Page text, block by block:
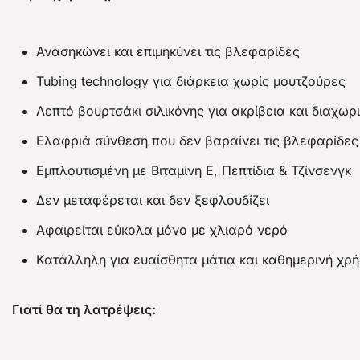
Ανασηκώνει και επιμηκύνει τις βλεφαρίδες
Tubing technology για διάρκεια χωρίς μουτζούρες
Λεπτό βουρτσάκι σιλικόνης για ακρίβεια και
Ελαφριά σύνθεση που δεν βαραίνει τις βλεφαρίδες
Εμπλουτισμένη με Βιταμίνη E, Πεπτίδια & Τζίνσενγκ
Δεν μεταφέρεται και δεν ξεφλουδίζει
Αφαιρείται εύκολα μόνο με χλιαρό νερό
Κατάλληλη για ευαίσθητα μάτια και καθημερινή
Γιατί θα τη λατρέψεις: